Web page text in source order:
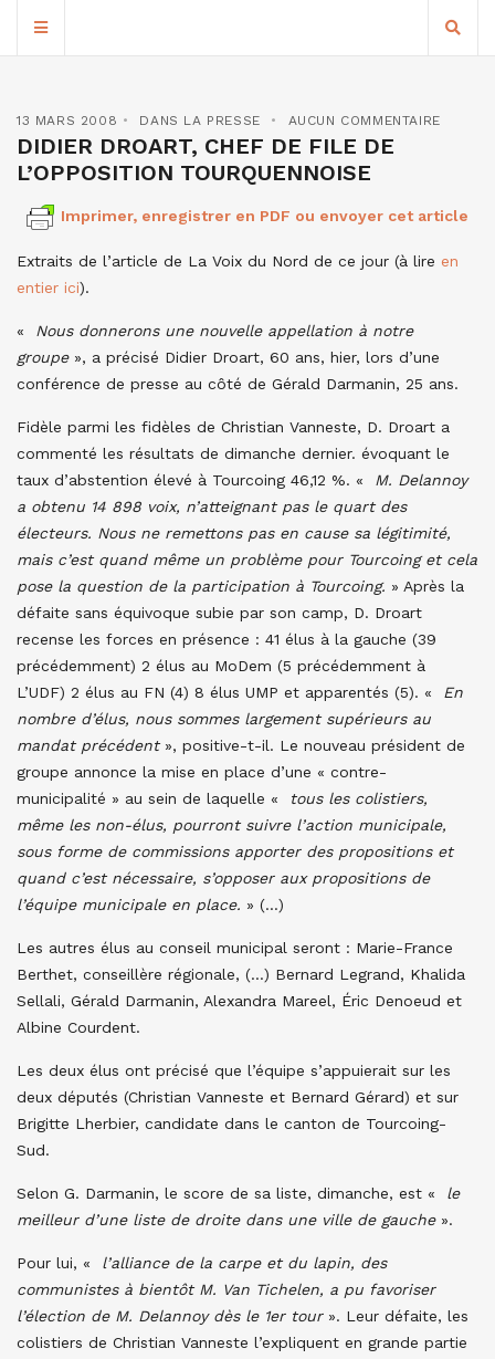
13 MARS 2008 DANS LA PRESSE AUCUN COMMENTAIRE
DIDIER DROART, CHEF DE FILE DE
L’OPPOSITION TOURQUENNOISE
Imprimer, enregistrer en PDF ou envoyer cet article
Extraits de l’article de La Voix du Nord de ce jour (à lire en
entier ici).
«
Nous donnerons une nouvelle appellation à notre
groupe», a précisé Didier Droart, 60 ans, hier, lors d’une
conférence de presse au côté de Gérald Darmanin, 25 ans.
Fidèle parmi les fidèles de Christian Vanneste, D. Droart a
commenté les résultats de dimanche dernier. évoquant le
taux d’abstention élevé à Tourcoing 46,12 %. «
M. Delannoy
a obtenu 14 898 voix, n’atteignant pas le quart des
électeurs. Nous ne remettons pas en cause sa légitimité,
mais c’est quand même un problème pour Tourcoing et cela
pose la question de la participation à Tourcoing. » Après la
défaite sans équivoque subie par son camp, D. Droart
recense les forces en présence : 41 élus à la gauche (39
précédemment) 2 élus au MoDem (5 précédemment à
L’UDF) 2 élus au FN (4) 8 élus UMP et apparentés (5). «
En
nombre d’élus, nous sommes largement supérieurs au
mandat précédent», positive-t-il. Le nouveau président de
groupe annonce la mise en place d’une « contre-
municipalité » au sein de laquelle «
tous les colistiers,
même les non-élus, pourront suivre l’action municipale,
sous forme de commissions apporter des propositions et
quand c’est nécessaire, s’opposer aux propositions de
l’équipe municipale en place. » (…)
Les autres élus au conseil municipal seront : Marie-France
Berthet, conseillère régionale, (…) Bernard Legrand, Khalida
Sellali, Gérald Darmanin, Alexandra Mareel, Éric Denoeud et
Albine Courdent.
Les deux élus ont précisé que l’équipe s’appuierait sur les
deux députés (Christian Vanneste et Bernard Gérard) et sur
Brigitte Lherbier, candidate dans le canton de Tourcoing-
Sud.
Selon G. Darmanin, le score de sa liste, dimanche, est «
le
meilleur d’une liste de droite dans une ville de gauche».
Pour lui, «
l’alliance de la carpe et du lapin, des
communistes à bientôt M. Van Tichelen, a pu favoriser
l’élection de M. Delannoy dès le 1er tour». Leur défaite, les
colistiers de Christian Vanneste l’expliquent en grande partie